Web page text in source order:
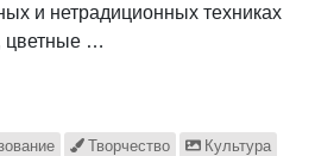
и нетрадиционных техниках
цветные …
Творчество Культура